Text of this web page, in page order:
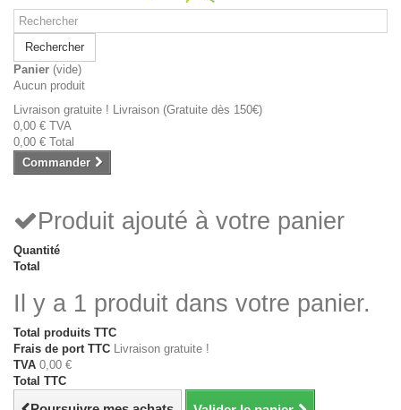
Rechercher
Panier (vide)
Aucun produit
Livraison gratuite ! Livraison (Gratuite dès 150€)
0,00 € TVA
0,00 € Total
Commander
Produit ajouté à votre panier
Quantité
Total
Il y a 1 produit dans votre panier.
Total produits TTC
Frais de port TTC Livraison gratuite !
TVA 0,00 €
Total TTC